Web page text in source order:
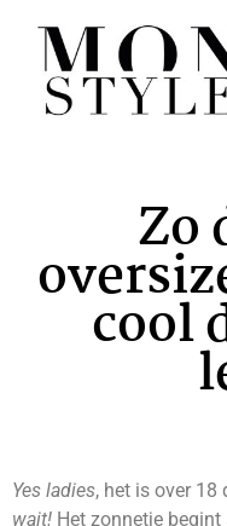
Zo
cool
Yes ladies, het is over 18
wait! Het zonnetje